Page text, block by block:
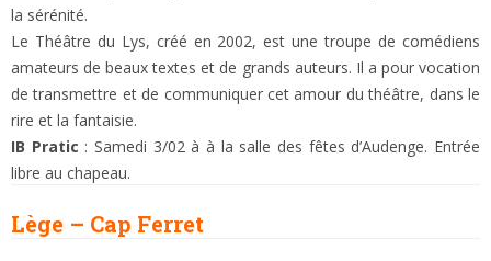
la sérénité.
Le Théâtre du Lys, créé en 2002, est une troupe de comédiens
amateurs de beaux textes et de grands auteurs. Il a pour vocation
de transmettre et de communiquer cet amour du théâtre, dans le
rire et la fantaisie.
IB Pratic : Samedi 3/02 à à la salle des fêtes d’Audenge. Entrée
libre au chapeau.
Lège – Cap Ferret